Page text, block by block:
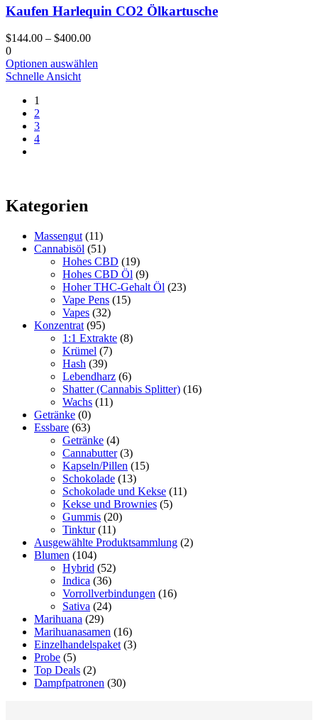
Die
Kaufen Harlequin CO2 Ölkartusche
$144.00 – $400.00
0
Optionen auswählen
Schnelle Ansicht
1
2
3
4
Kategorien
Massengut (11)
Cannabisöl (51)
Hohes CBD (19)
Hohes CBD Öl (9)
Hoher THC-Gehalt Öl (23)
Vape Pens (15)
Vapes (32)
Konzentrat (95)
1:1 Extrakte (8)
Krümel (7)
Hash (39)
Lebendharz (6)
Shatter (Cannabis Splitter) (16)
Wachs (11)
Getränke (0)
Essbare (63)
Getränke (4)
Cannabutter (3)
Kapseln/Pillen (15)
Schokolade (13)
Schokolade und Kekse (11)
Kekse und Brownies (5)
Gummis (20)
Tinktur (11)
Ausgewählte Produktsammlung (2)
Blumen (104)
Hybrid (52)
Indica (36)
Vorrollverbindungen (16)
Sativa (24)
Marihuana (29)
Marihuanasamen (16)
Einzelhandelspaket (3)
Probe (5)
Top Deals (2)
Dampfpatronen (30)